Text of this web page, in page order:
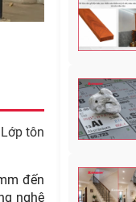
tôn
đến
nghệ